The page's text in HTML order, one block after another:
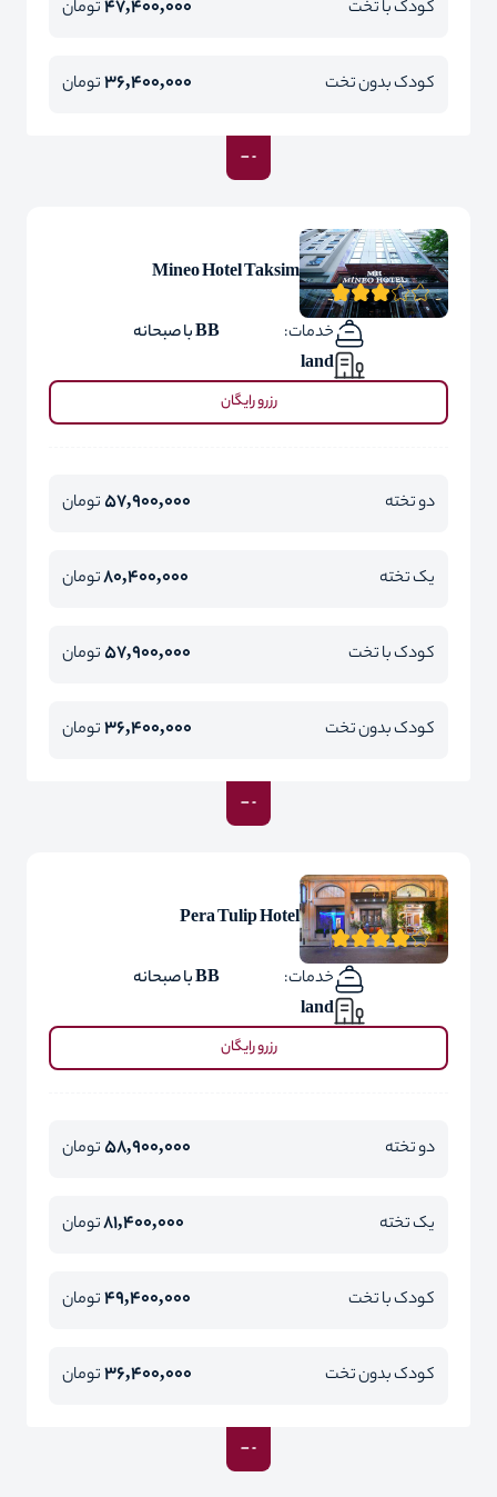
کودک با تخت 47,400,000تومان
کودک بدون تخت 36,400,000تومان
Mineo Hotel Taksim
خدمات:
BB با صبحانه
land
رزرو رایگان
دو تخته 57,900,000تومان
یک تخته 80,400,000تومان
کودک با تخت 57,900,000تومان
کودک بدون تخت 36,400,000تومان
Pera Tulip Hotel
خدمات:
BB با صبحانه
land
رزرو رایگان
دو تخته 58,900,000تومان
یک تخته 81,400,000تومان
کودک با تخت 49,400,000تومان
کودک بدون تخت 36,400,000تومان